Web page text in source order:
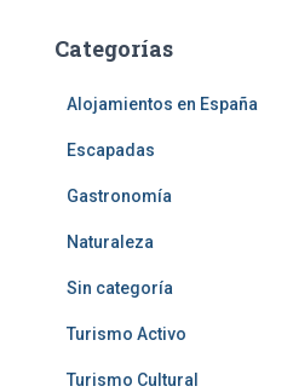
Categorías
Alojamientos en España
Escapadas
Gastronomía
Naturaleza
Sin categoría
Turismo Activo
Turismo Cultural